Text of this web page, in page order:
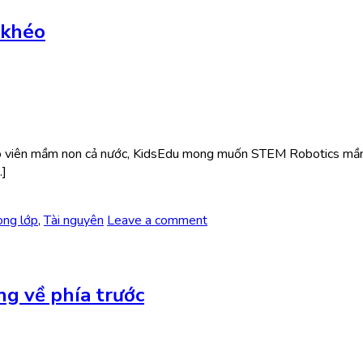
mầm non cả nước, KidsEdu mong muốn STEM Robotics
lớp,Tài nguyên Leave a comment
về phía trước